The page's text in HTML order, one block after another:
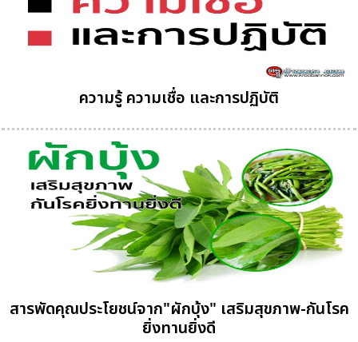
ความรู้ ความเชื่อ และการปฏิบัติ
สารพัดคุณประโยชน์จาก"ผักบุ้ง" เสริมสุขภาพ-กันโรค
ยิ่งทานยิ่งดี